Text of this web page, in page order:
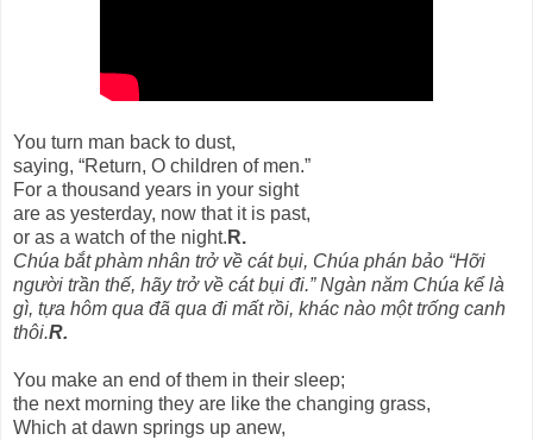
You turn man back to dust,
saying, “Return, O children of men.”
For a thousand years in your sight
are as yesterday, now that it is past,
or as a watch of the night. R.
Chúa bắt phàm nhân trở về cát bụi, Chúa phán bảo “Hỡi
người trần thế, hãy trở về cát bụi đi.” Ngàn năm Chúa kể là
gì, tựa hôm qua đã qua đi mất rồi, khác nào một trống canh
thôi.R.
You make an end of them in their sleep;
the next morning they are like the changing grass,
Which at dawn springs up anew,